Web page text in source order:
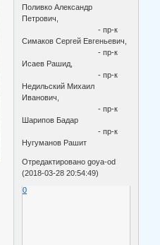
Поливко Александр
Петрович,
- пр-к
Симаков Сергей Евгеньевич,
- пр-к
Исаев Рашид,
- пр-к
Недильский Михаил
Иванович,
- пр-к
Шарипов Бадар
- пр-к
Нугуманов Рашит
Отредактировано goya-od
(2018-03-28 20:54:49)
0